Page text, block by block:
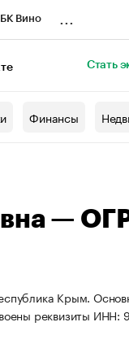
Вино
Стать
Финансы
—
Крым.
реквизиты